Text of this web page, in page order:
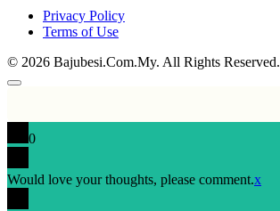
Privacy Policy
Terms of Use
© 2026 Bajubesi.Com.My. All Rights Reserved.
0
Would love your thoughts, please comment.x